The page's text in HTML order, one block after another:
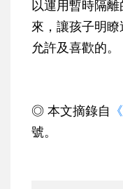
以運用暫時隔
來，讓孩子明
允許及喜歡的。
◎ 本文摘錄自
號。